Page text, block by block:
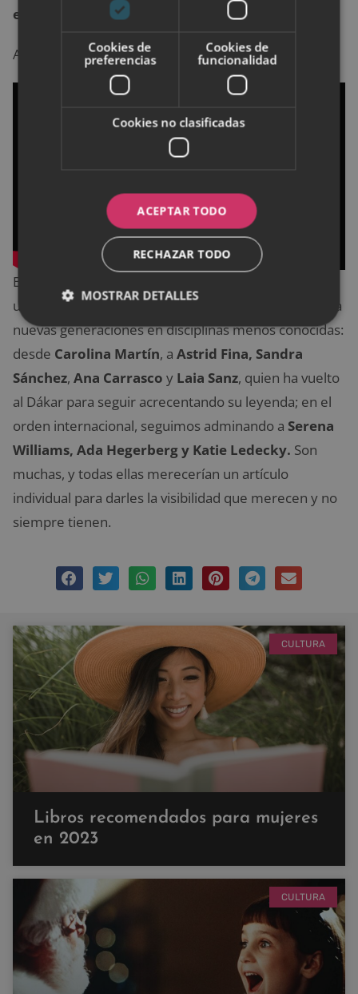
en los Juegos Olímpicos de Tokio 2020?
Aquí un aperitivo:
Estas son solo tres, aunque podríamos mencionar
una docena de mujeres que están abriendo camino a
nuevas generaciones en disciplinas menos conocidas:
desde Carolina Martín, a Astrid Fina, Sandra
Sánchez, Ana Carrasco y Laia Sanz, quien ha vuelto
al Dákar para seguir acrecentando su leyenda; en el
orden internacional, seguimos adminando a Serena
Williams, Ada Hegerbergy Katie Ledecky. Son
muchas, y todas ellas merecerían un artículo
individual para darles la visibilidad que merecen y no
siempre tienen.
CULTURA
Libros recomendados para mujeres
en 2023
CULTURA
Cookies de
preferencias
Cookies de
funcionalidad
Cookies no clasificadas
ACEPTAR TODO
RECHAZAR TODO
MOSTRAR DETALLES